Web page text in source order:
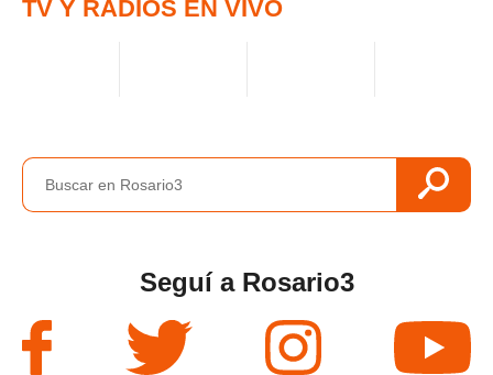
TV Y RADIOS EN VIVO
Seguí a Rosario3